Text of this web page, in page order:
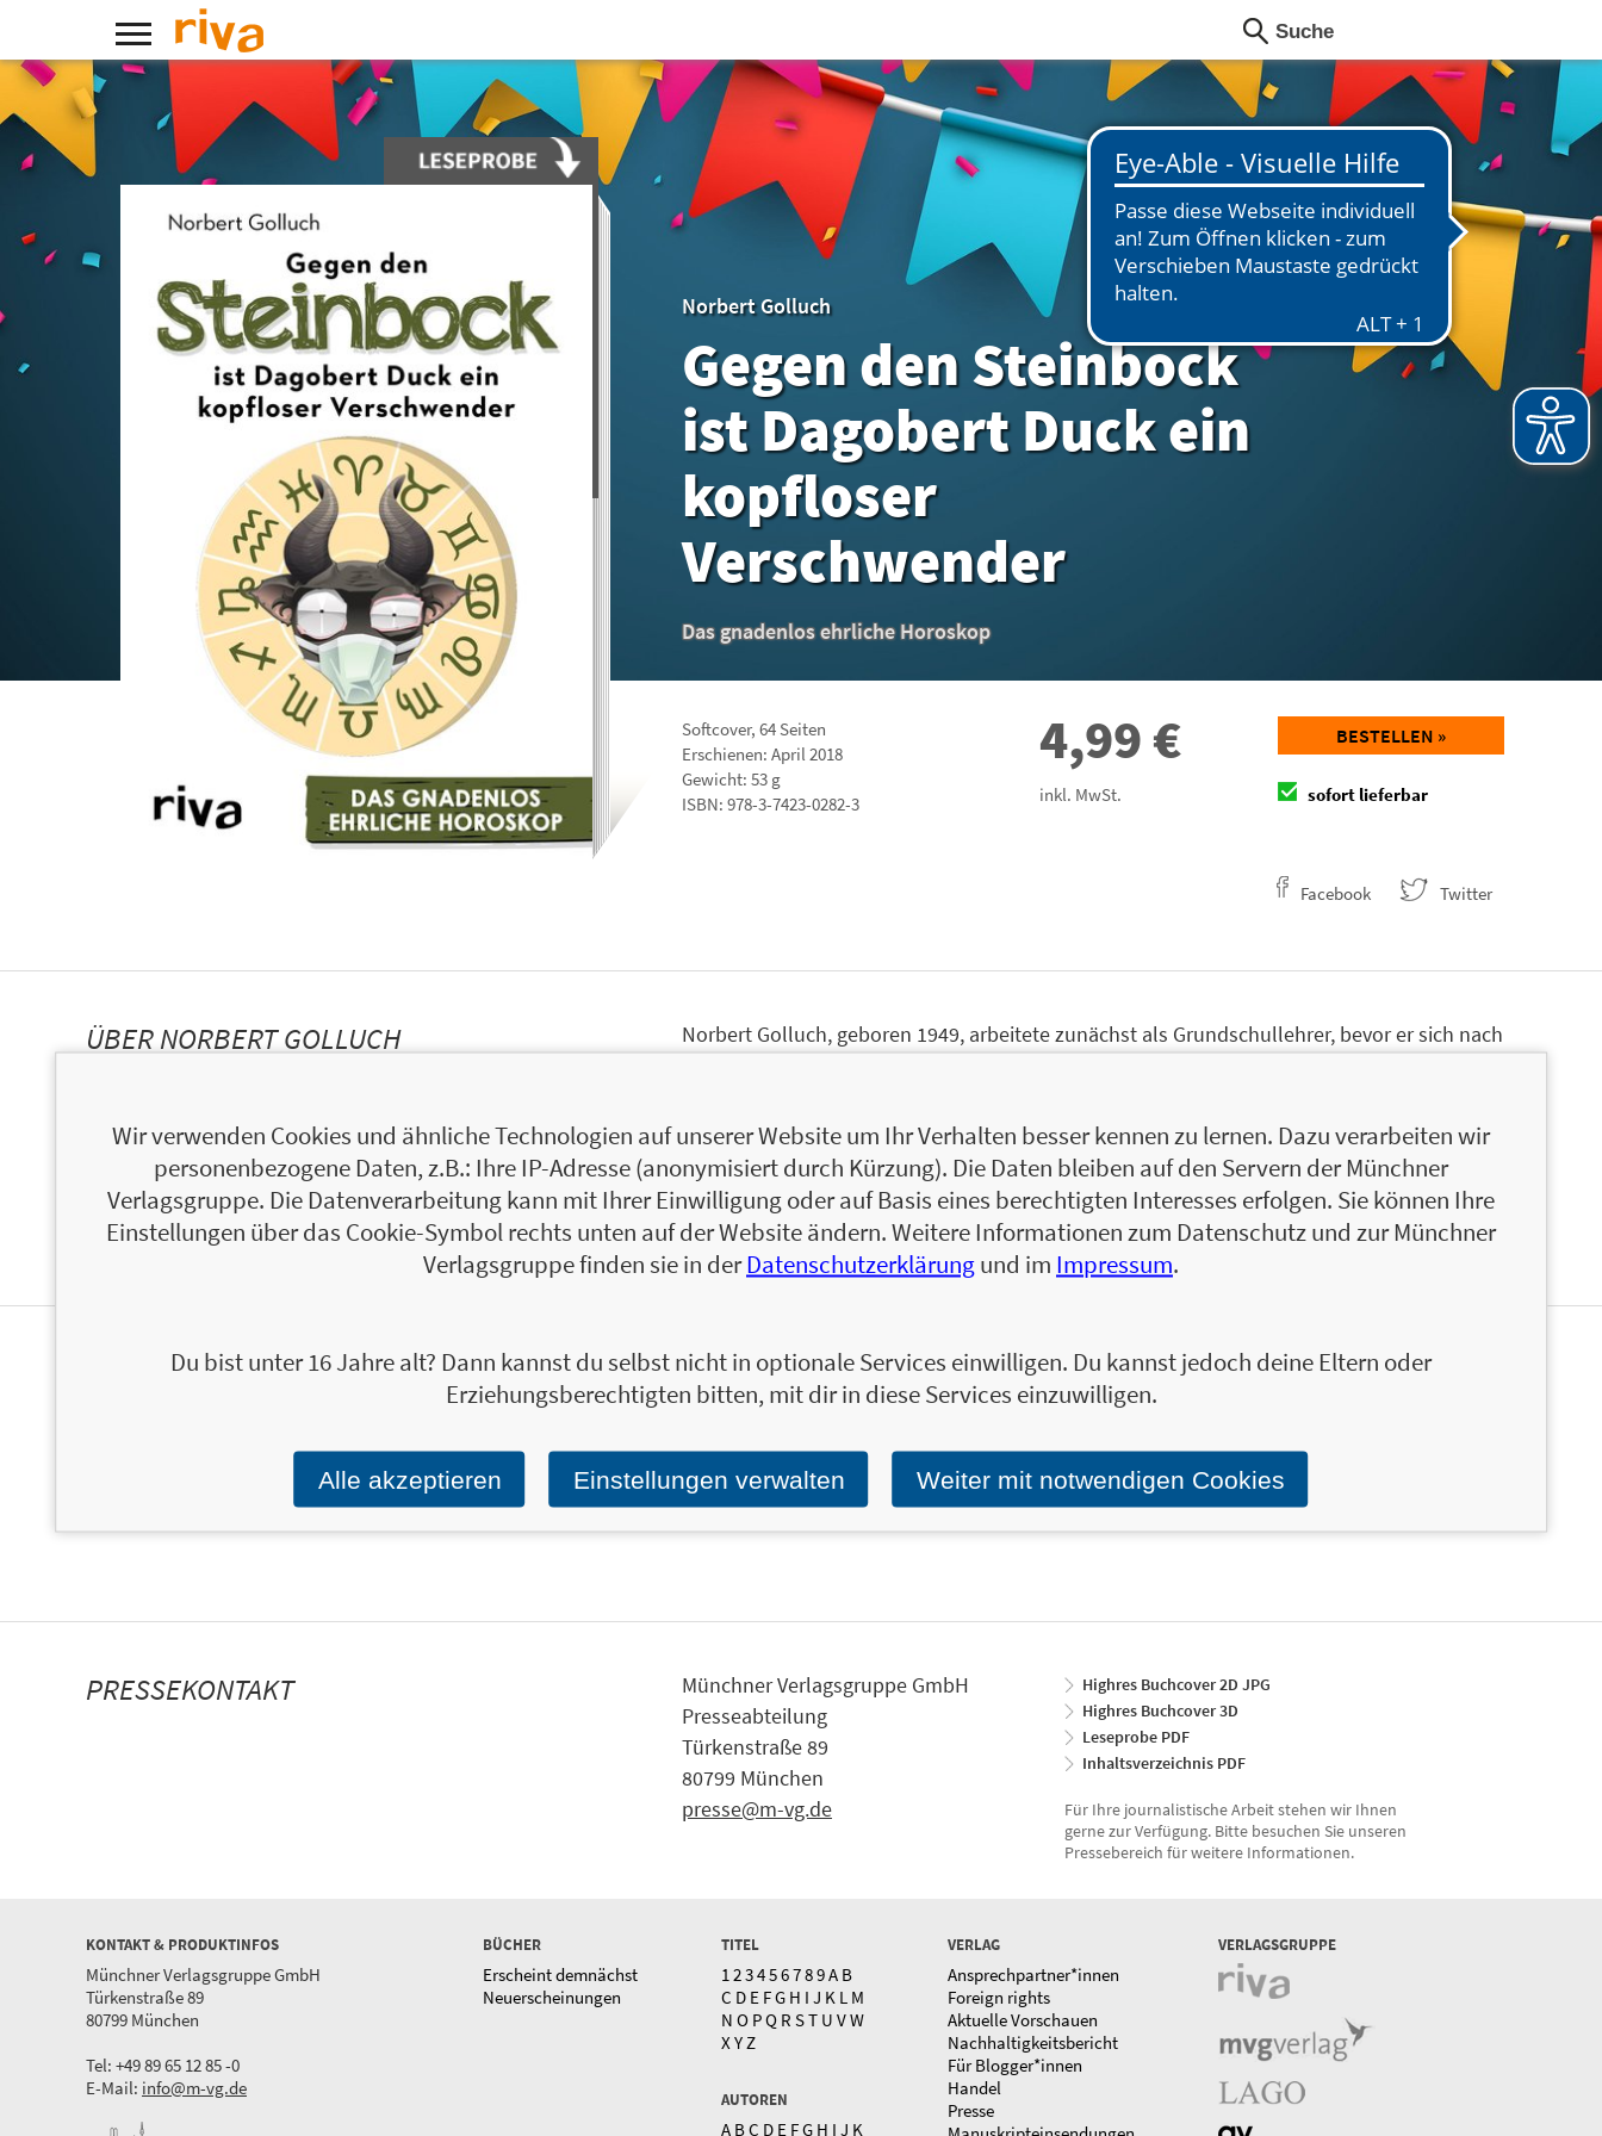
Norbert Golluch
Gegen den Steinbock
ist Dagobert Duck ein
kopfloser
Verschwender
Das gnadenlos ehrliche Horoskop
Softcover, 64 Seiten
Erschienen: April 2018
Gewicht: 53 g
ISBN: 978-3-7423-0282-3
4,99€
inkl. MwSt.
BESTELLEN »
sofort lieferbar
Facebook Twitter
ÜBER NORBERT GOLLUCH
Norbert Golluch, geboren 1949, arbeitete zunächst als Grundschullehrer, bevor er sich nach
Bediensteter während der Dienstreise, so ist damit die Dienstreise beendet. Norbert Golluch
wohnt und arbeitet im Bergischen Land in der Nähe von Köln.
Zum Profil von Norbert Golluch
PERSONALISIERTE
Ja, ich will über interessante Neuerscheinungen und ähnliche Produkte informiert werden.
Wir halten Sie per E-Mail auf dem aktuellen Stand über das Programm der Münchner Verlagsgruppe.
PRESSEKONTAKT
Münchner Verlagsgruppe GmbH
Presseabteilung
Türkenstraße 89
80799 München
presse@m-vg.de
Highres Buchcover 2D JPG
Highres Buchcover 3D
Leseprobe PDF
Inhaltsverzeichnis PDF
Für Ihre journalistische Arbeit stehen wir Ihnen
gerne zur Verfügung. Bitte besuchen Sie unseren
Pressebereich für weitere Informationen.
KONTAKT & PRODUKTINFOS
Münchner Verlagsgruppe GmbH
Türkenstraße 89
80799 München
Tel: +49 89 65 12 85 -0
E-Mail: info@m-vg.de
BÜCHER
Erscheint demnächst
Neuerscheinungen
TITEL
1 23456789A B
C D E FG H I J K L M
N O PQ R ST U VW
X Y Z
AUTOREN
A BC D E FG H I J K
VERLAG
Ansprechpartner*innen
Foreign rights
Aktuelle Vorschauen
Nachhaltigkeitsbericht
Für Blogger*innen
Handel
Presse
VERLAGSGRUPPE
Wir verwenden Cookies und ähnliche Technologien auf unserer Website um Ihr Verhalten besser kennen zu lernen. Dazu verarbeiten wir
personenbezogene Daten, z.B.: Ihre IP-Adresse (anonymisiert durch Kürzung). Die Daten bleiben auf den Servern der Münchner
Verlagsgruppe. Die Datenverarbeitung kann mit Ihrer Einwilligung oder auf Basis eines berechtigten Interesses erfolgen. Sie können Ihre
Einstellungen über das Cookie-Symbol rechts unten auf der Website ändern. Weitere Informationen zum Datenschutz und zur Münchner
Verlagsgruppe finden sie in derDatenschutzerklärungund im Impressum.
Du bist unter 16 Jahre alt? Dann kannst du selbst nicht in optionale Services einwilligen. Du kannst jedoch deine Eltern oder
Erziehungsberechtigten bitten, mit dir in diese Services einzuwilligen.
Alle akzeptieren Einstellungen verwalten Weiter mit notwendigen Cookies